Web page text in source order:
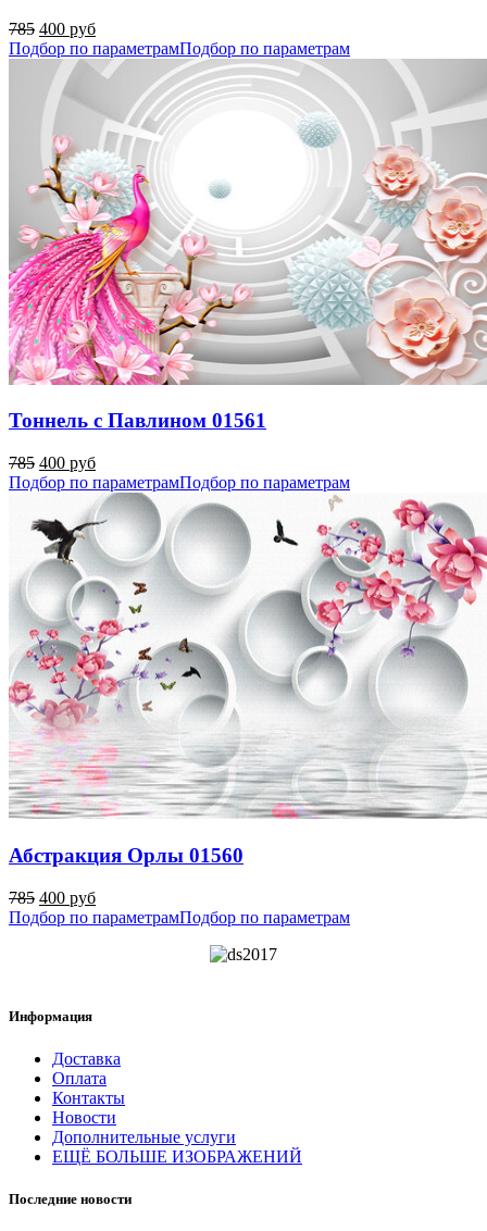
785 400 руб
Подбор по параметрамПодбор по параметрам
Тоннель с Павлином 01561
785 400 руб
Подбор по параметрамПодбор по параметрам
Абстракция Орлы 01560
785 400 руб
Подбор по параметрамПодбор по параметрам
Информация
Доставка
Оплата
Контакты
Новости
Дополнительные услуги
ЕЩЁ БОЛЬШЕ ИЗОБРАЖЕНИЙ
Последние новости